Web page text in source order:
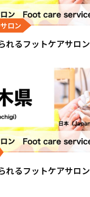
ロン
れるフットケアサロン
れるフットケアサロン